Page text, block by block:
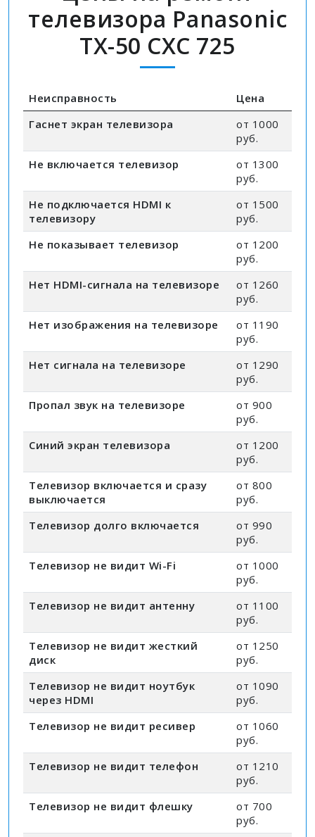
телевизора Panasonic
TX-50 CXC 725
Неисправность
Цена
Гаснет экран телевизора
от 1000
руб.
Не включается телевизор
от 1300
руб.
Не подключается HDMI к
телевизору
от 1500
руб.
Не показывает телевизор
от 1200
руб.
Нет HDMI-сигнала на телевизоре
от 1260
руб.
Нет изображения на телевизоре
от 1190
руб.
Нет сигнала на телевизоре
от 1290
руб.
Пропал звук на телевизоре
от 900
руб.
Синий экран телевизора
от 1200
руб.
Телевизор включается и сразу
выключается
от 800
руб.
Телевизор долго включается
от 990
руб.
Телевизор не видит Wi-Fi
от 1000
руб.
Телевизор не видит антенну
от 1100
руб.
Телевизор не видит жесткий
диск
от 1250
руб.
Телевизор не видит ноутбук
через HDMI
от 1090
руб.
Телевизор не видит ресивер
от 1060
руб.
Телевизор не видит телефон
от 1210
руб.
Телевизор не видит флешку
от 700
руб.